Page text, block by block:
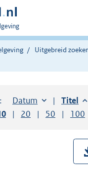
Uitgebreid
Sorteer op:
Datum aflopendSorteer
Titel
resultaten per pagina
Toon
20 resultaten per
Toon
50 Toon
100